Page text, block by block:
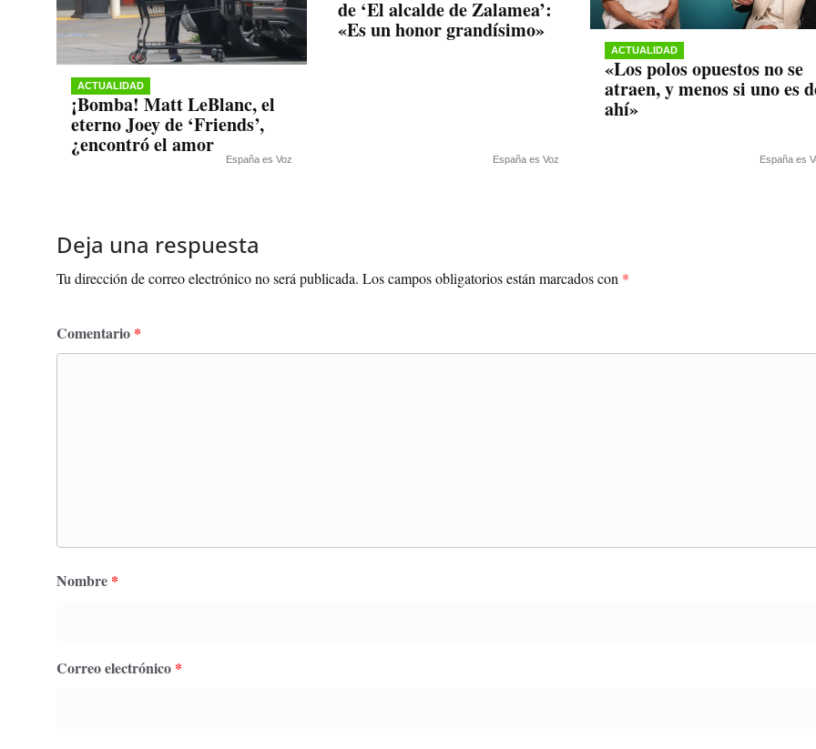
ACTUALIDAD
¡Bomba! Matt LeBlanc, el
eterno Joey de ‘Friends’,
¿encontró el amor
España es Voz
de ‘El alcalde de Zalamea’:
«Es un honor grandísimo»
España es Voz
ACTUALIDAD
«Los polos opuestos no se
atraen, y menos si uno es
ahí»
España es
Deja una respuesta
Tu dirección de correo electrónico no será publicada. Los campos obligatorios están marcados con *
Comentario *
Nombre *
Correo electrónico *